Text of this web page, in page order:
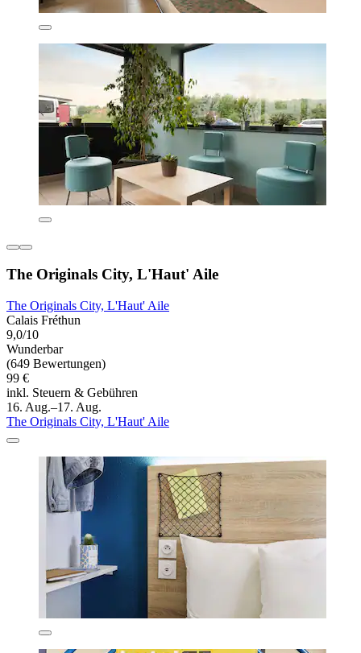
The Originals City, L'Haut' Aile
The Originals City, L'Haut' Aile
Calais Fréthun
9,0/10
Wunderbar
(649 Bewertungen)
99 €
inkl. Steuern & Gebühren
16. Aug.–17. Aug.
The Originals City, L'Haut' Aile